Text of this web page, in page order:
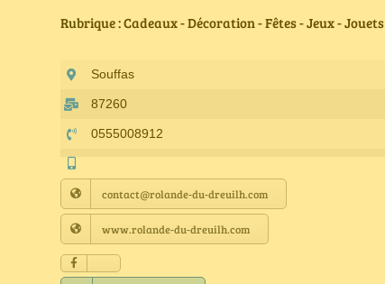
Rubrique : Cadeaux - Décoration - Fêtes - Jeux - Jouets
Souffas
87260
0555008912
contact@rolande-du-dreuilh.com
www.rolande-du-dreuilh.com